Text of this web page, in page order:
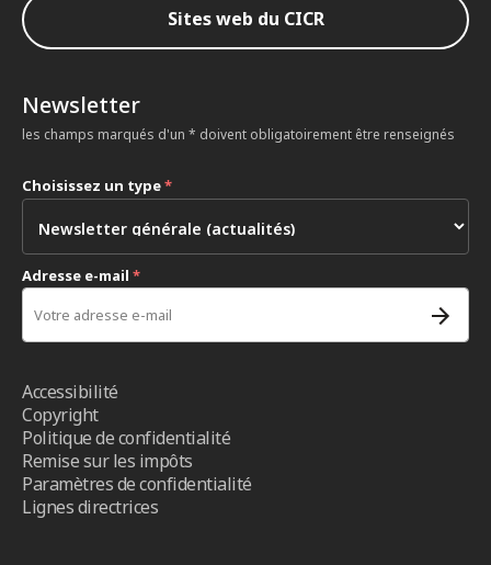
Sites web du CICR
Newsletter
les champs marqués d'un * doivent obligatoirement être renseignés
Choisissez un type*
Adresse e-mail *
Accessibilité
Copyright
Politique de confidentialité
Remise sur les impôts
Paramètres de confidentialité
Lignes directrices